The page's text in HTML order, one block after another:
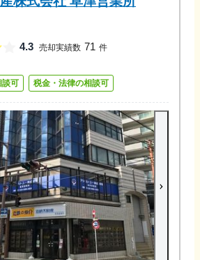
4.3 売却実績数 71 件
談可 税金・法律の相談可